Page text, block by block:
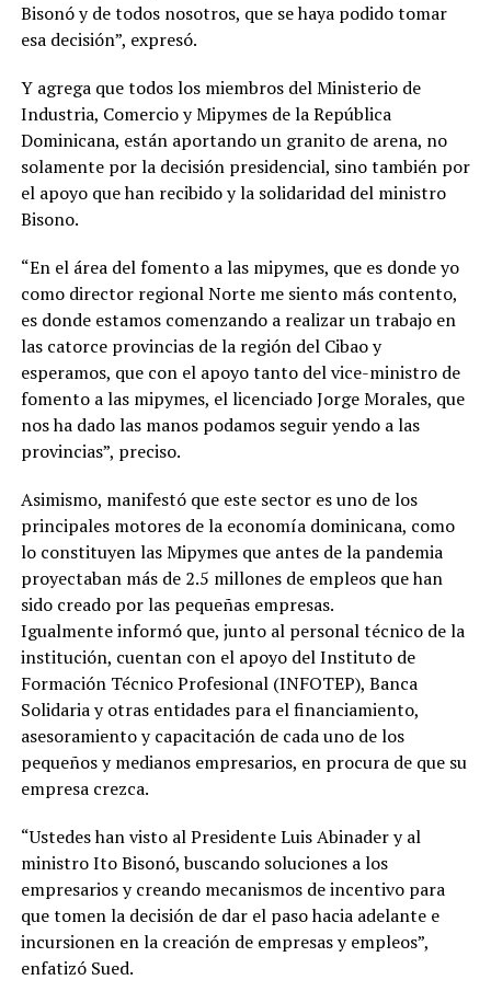
Bisonó y de todos nosotros, que se haya podido tomar
esa decisión”, expresó.
Y agrega que todos los miembros del Ministerio de
Industria, Comercio y Mipymes de la República
Dominicana, están aportando un granito de arena, no
solamente por la decisión presidencial, sino también por
el apoyo que han recibido y la solidaridad del ministro
Bisono.
“En el área del fomento a las mipymes, que es donde yo
como director regional Norte me siento más contento,
es donde estamos comenzando a realizar un trabajo en
las catorce provincias de la región del Cibao y
esperamos, que con el apoyo tanto del vice-ministro de
fomento a las mipymes, el licenciado Jorge Morales, que
nos ha dado las manos podamos seguir yendo a las
provincias”, preciso.
Asimismo, manifestó que este sector es uno de los
principales motores de la economía dominicana, como
lo constituyen las Mipymes que antes de la pandemia
proyectaban más de 2.5 millones de empleos que han
sido creado por las pequeñas empresas.
Igualmente informó que, junto al personal técnico de la
institución, cuentan con el apoyo del Instituto de
Formación Técnico Profesional (INFOTEP), Banca
Solidaria y otras entidades para el financiamiento,
asesoramiento y capacitación de cada uno de los
pequeños y medianos empresarios, en procura de que su
empresa crezca.
“Ustedes han visto al Presidente Luis Abinader y al
ministro Ito Bisonó, buscando soluciones a los
empresarios y creando mecanismos de incentivo para
que tomen la decisión de dar el paso hacia adelante e
incursionen en la creación de empresas y empleos”,
enfatizó Sued.